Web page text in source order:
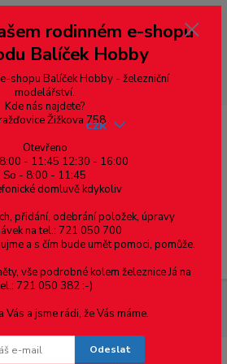
a jiných zemí, pokud chcete platit v eurech
💶 pro přepočet měny - pravý horní roh ---
důvodu zásilku nevyzvednete, bude po
platbou za poštovné, v opačném
přidán na blacklist a rušeny následující
objednávky.
Menu
CZK
rodinném e-shopu
Balíček Hobby
shopu Balíček Hobby - železniční
modelářství.
Kde nás najdete?
Žižkova 758
Otevřeno
- 11:45 12:30 - 16:00
So - 8:00 - 11:45
domluvě kdykoliv
přidání, odebrání položek, úpravy
na tel.: 721 050 700
a s čím bude umět pomoci, pomůže.
vše podrobné kolem železnice Já na
721 050 382 :-)
Vás a jsme rádi, že Vás máme.
Odeslat